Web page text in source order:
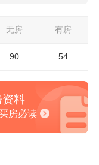
无房 有房
90 54
资料
房必读